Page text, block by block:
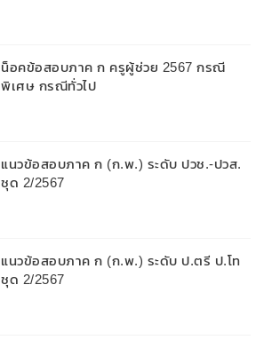
น็อคข้อสอบภาค ก ครูผู้ช่วย 2567 กรณี
พิเศษ กรณีทั่วไป
แนวข้อสอบภาค ก (ก.พ.) ระดับ ปวช.-ปวส.
ชุด 2/2567
แนวข้อสอบภาค ก (ก.พ.) ระดับ ป.ตรี ป.โท
ชุด 2/2567